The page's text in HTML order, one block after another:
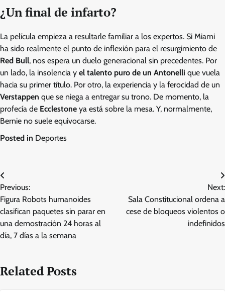
¿Un final de infarto?
La película empieza a resultarle familiar a los expertos. Si Miami
ha sido realmente el punto de inflexión para el resurgimiento de
Red Bull, nos espera un duelo generacional sin precedentes. Por
un lado, la insolencia y el talento puro de un Antonelli que vuela
hacia su primer título. Por otro, la experiencia y la ferocidad de un
Verstappen que se niega a entregar su trono. De momento, la
profecía de Ecclestone ya está sobre la mesa. Y, normalmente,
Bernie no suele equivocarse.
Posted in Deportes
Post
navigation
Previous:
Figura Robots humanoides
clasifican paquetes sin parar en
una demostración 24 horas al
día, 7 días a la semana
Next:
Sala Constitucional ordena a
cese de bloqueos violentos o
indefinidos
Related Posts